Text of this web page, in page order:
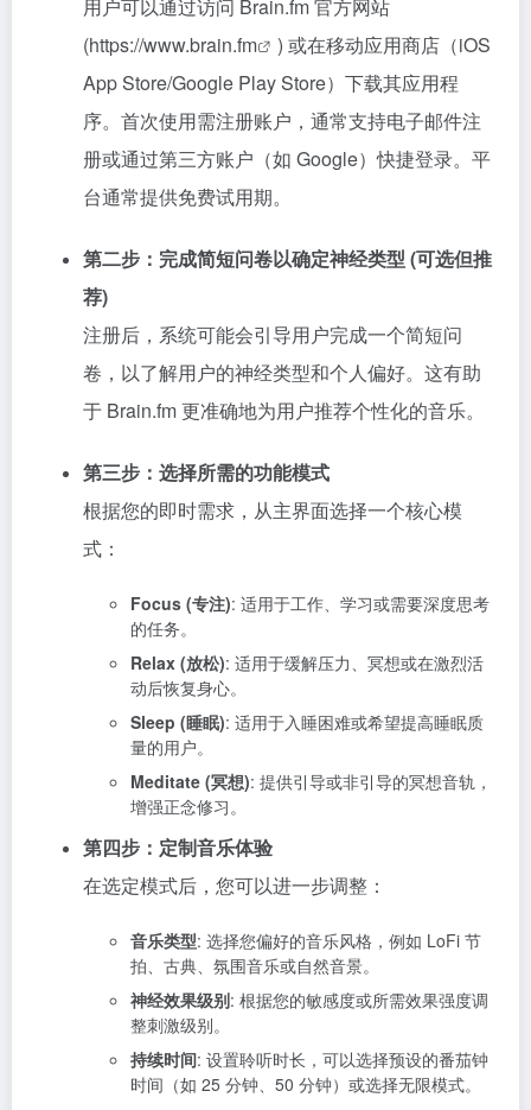
用户可以通过访问 Brain.fm 官方网站
(https://www.brain.fm
) 或在移动应用商店（iOS
App Store/Google Play Store）下载其应用程
序。首次使用需注册账户，通常支持电子邮件注
册或通过第三方账户（如 Google）快捷登录。平
台通常提供免费试用期。
第二步：完成简短问卷以确定神经类型 (可选但推
荐)
注册后，系统可能会引导用户完成一个简短问
卷，以了解用户的神经类型和个人偏好。这有助
于 Brain.fm 更准确地为用户推荐个性化的音乐。
第三步：选择所需的功能模式
根据您的即时需求，从主界面选择一个核心模
式：
Focus (专注): 适用于工作、学习或需要深度思考
的任务。
Relax (放松): 适用于缓解压力、冥想或在激烈活
动后恢复身心。
Sleep (睡眠): 适用于入睡困难或希望提高睡眠质
量的用户。
Meditate (冥想): 提供引导或非引导的冥想音轨，
增强正念修习。
第四步：定制音乐体验
在选定模式后，您可以进一步调整：
音乐类型: 选择您偏好的音乐风格，例如 LoFi 节
拍、古典、氛围音乐或自然音景。
神经效果级别: 根据您的敏感度或所需效果强度调
整刺激级别。
持续时间: 设置聆听时长，可以选择预设的番茄钟
时间（如 25 分钟、50 分钟）或选择无限模式。